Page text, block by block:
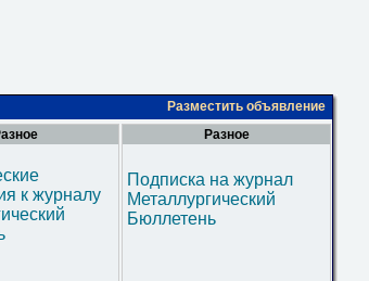
Разместить объявление
к журналу
Разное
Подписка на журнал
Металлургический
Бюллетень